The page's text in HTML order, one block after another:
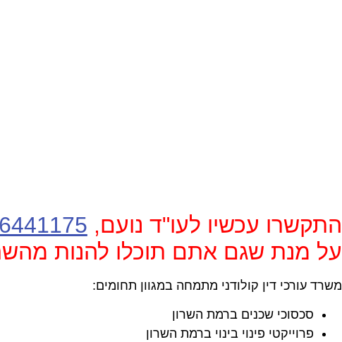
התקשרו עכשיו לעו"ד נועם,
על מנת שגם אתם תוכלו להנות
משרד עורכי דין קולודני מתמחה במגוון תחומים:
סכסוכי שכנים ברמת השרון
פרוייקטי פינוי בינוי ברמת השרון